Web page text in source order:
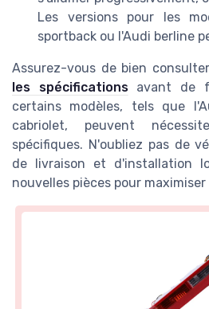
Les versions pour les
sportback ou l'Audi berline
Assurez-vous de bien
les spécificationsavant de
certains modèles, tels que
cabriolet, peuvent
spécifiques. N'oubliez pas de
de livraison et d'installation
nouvelles pièces pour